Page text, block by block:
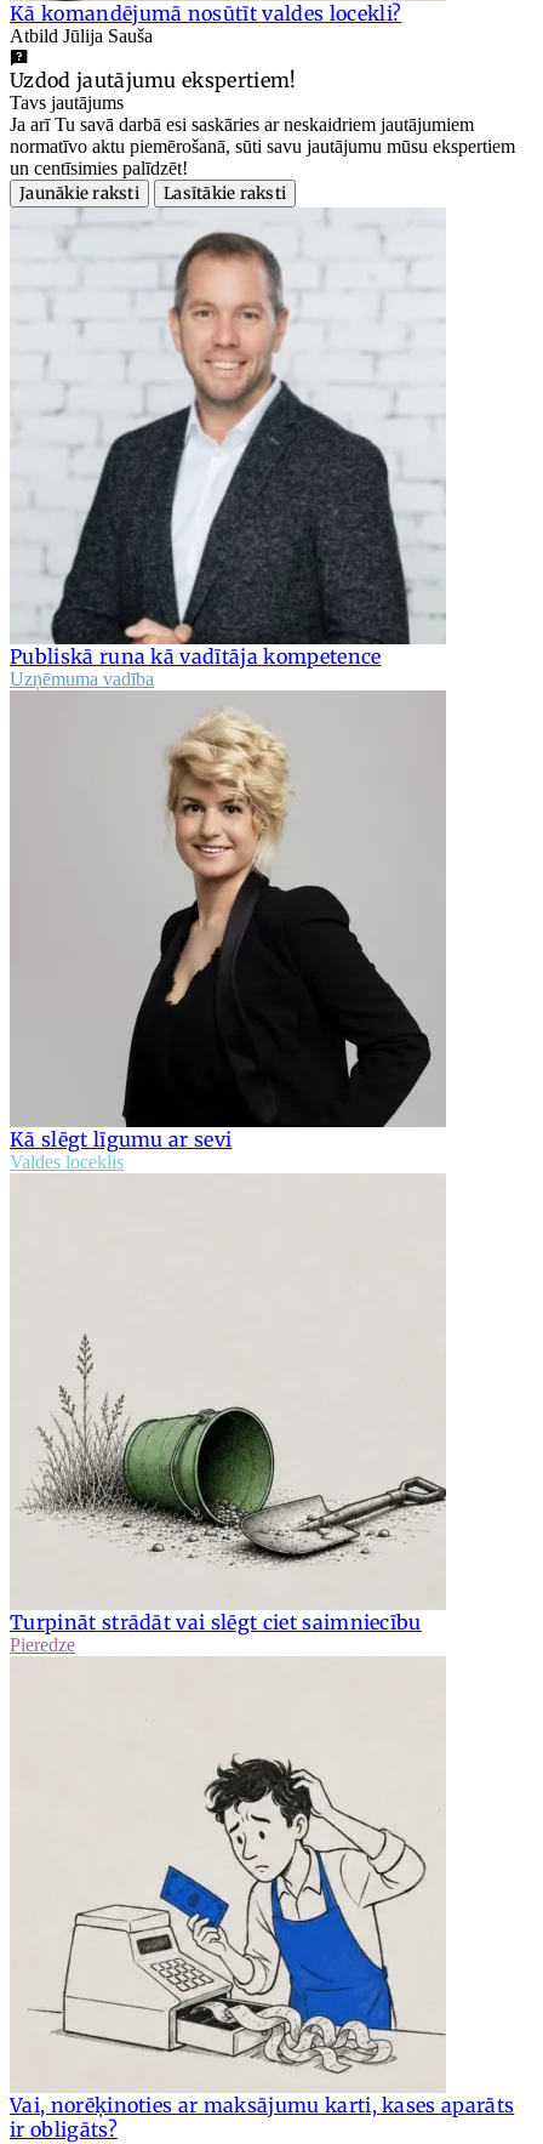
Kā komandējumā nosūtīt valdes locekli?
Atbild Jūlija Sauša
Uzdod jautājumu ekspertiem!
Tavs jautājums
Ja arī Tu savā darbā esi saskāries ar neskaidriem jautājumiem
normatīvo aktu piemērošanā, sūti savu jautājumu mūsu ekspertiem
un centīsimies palīdzēt!
Jaunākie raksti
Lasītākie raksti
Publiskā runa kā vadītāja kompetence
Uzņēmuma vadība
Kā slēgt līgumu ar sevi
Valdes loceklis
Turpināt strādāt vai slēgt ciet saimniecību
Pieredze
Vai, norēķinoties ar maksājumu karti, kases aparāts
ir obligāts?